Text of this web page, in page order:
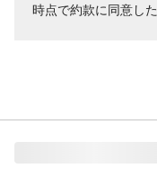
時点で約款に同意し